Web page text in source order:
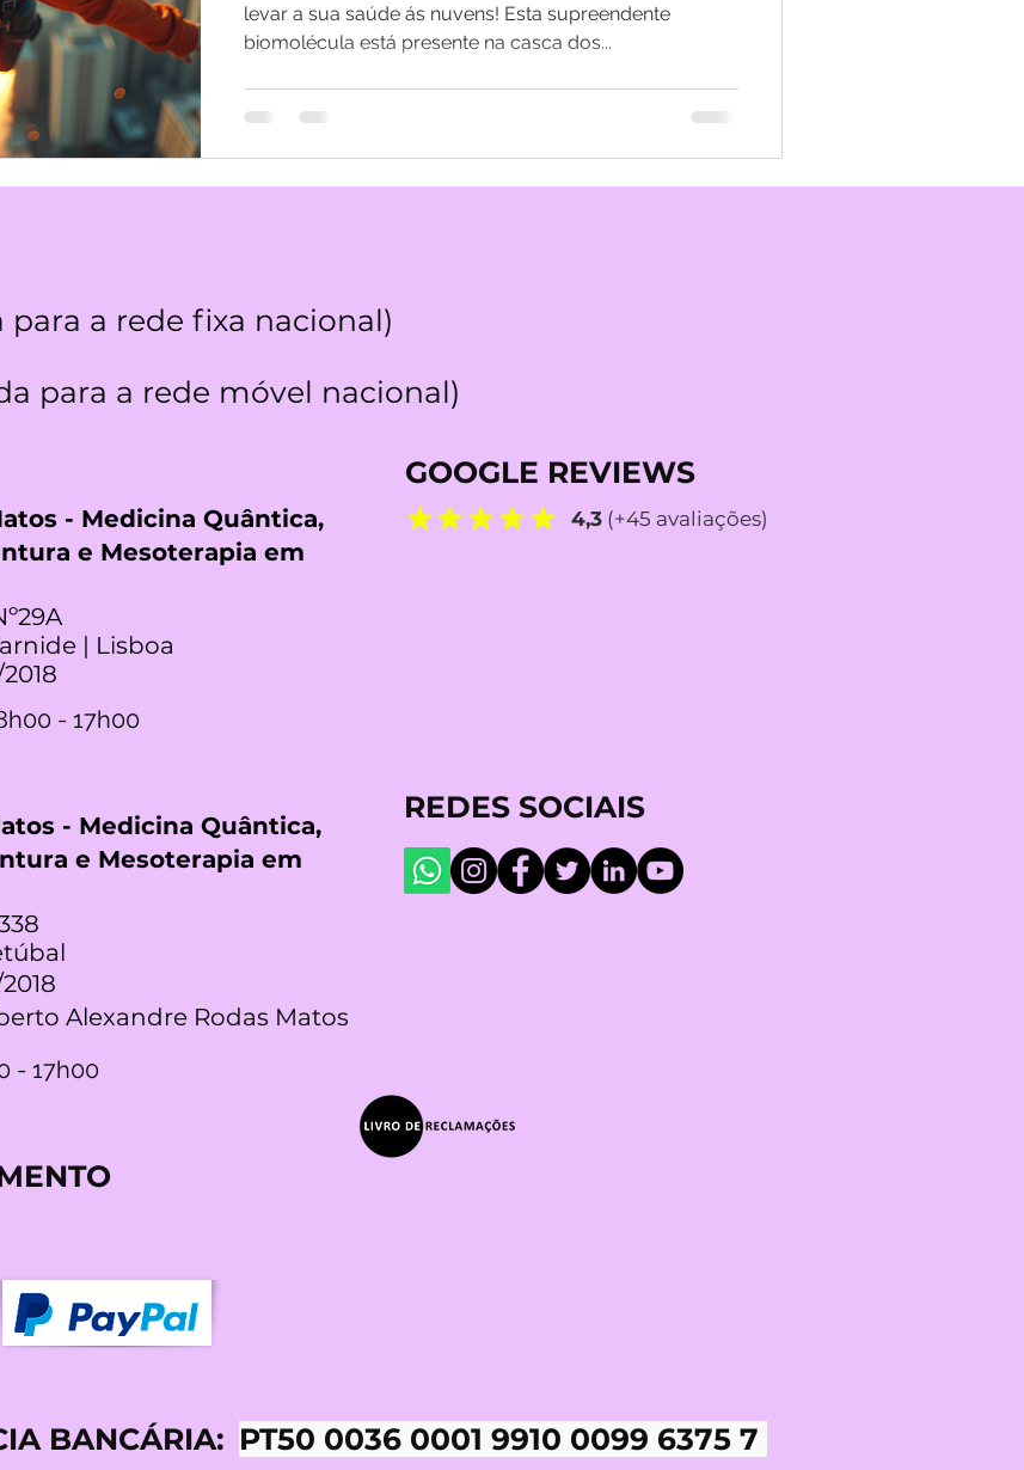
levar a sua saúde ás nuvens! Esta supreendente
biomolécula está presente na casca dos...
para a rede fixa nacional)
para a rede móvel nacional)
- Medicina Quântica,
e Mesoterapia em
| Lisboa
GOOGLE REVIEWS
4,3 (+45 avaliações)
- 17h00
- Medicina Quântica,
e Mesoterapia em
Alexandre Rodas Matos
REDES SOCIAIS
- 17h00
BANCÁRIA: PT50 0036 0001 9910 0099 6375 7